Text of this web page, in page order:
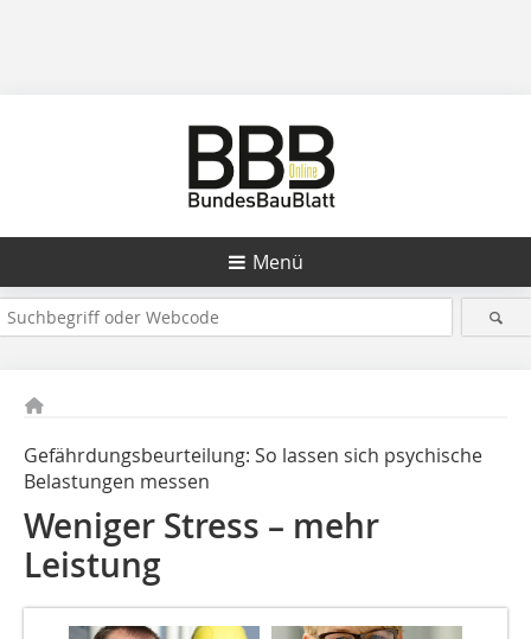
Menü
Gefährdungsbeurteilung: So lassen sich psychische
Belastungen messen
Weniger Stress – mehr
Leistung